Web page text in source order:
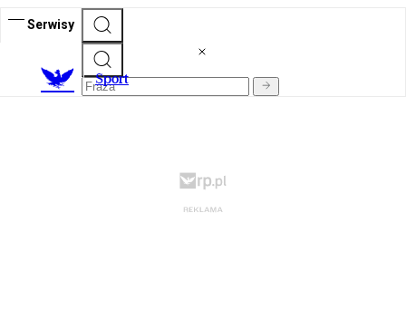
Serwisy
Sport